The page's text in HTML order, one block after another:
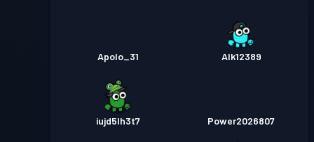
Apolo_31 Alk12389
iujd5lh3t7 Power2026807